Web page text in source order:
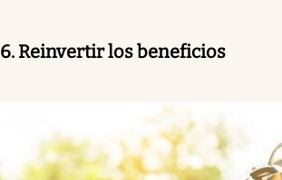
6. Reinvertir los beneficios